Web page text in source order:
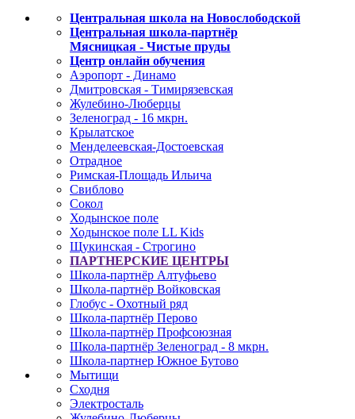
Центральная школа на Новослободской
Центральная школа-партнёр
Мясницкая - Чистые пруды
Центр онлайн обучения
Аэропорт - Динамо
Дмитровская - Тимирязевская
Жулебино-Люберцы
Зеленоград - 16 мкрн.
Крылатское
Менделеевская-Достоевская
Отрадное
Римская-Площадь Ильича
Свиблово
Сокол
Ходынское поле
Ходынское поле LL Kids
Щукинская - Строгино
ПАРТНЕРСКИЕ ЦЕНТРЫ
Школа-партнёр Алтуфьево
Школа-партнёр Войковская
Глобус - Охотный ряд
Школа-партнёр Перово
Школа-партнёр Профсоюзная
Школа-партнёр Зеленоград - 8 мкрн.
Школа-партнер Южное Бутово
Мытищи
Сходня
Электросталь